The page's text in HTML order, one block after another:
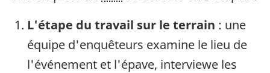
L'étape du travail sur le terrain : une
équipe d'enquêteurs examine le lieu de
l'événement et l'épave, interviewe les